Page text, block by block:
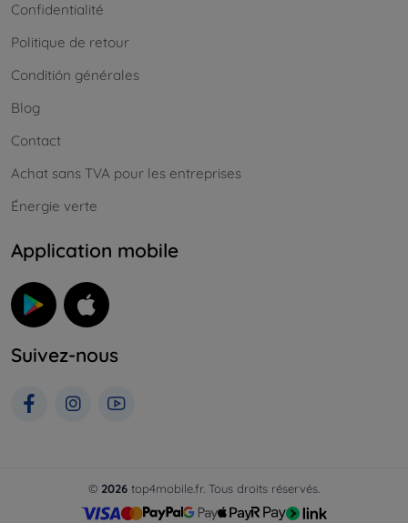
Confidentialité
Politique de retour
Conditión générales
Blog
Contact
Achat sans TVA pour les entreprises
Énergie verte
Application mobile
Suivez-nous
© 2026 top4mobile.fr. Tous droits réservés.